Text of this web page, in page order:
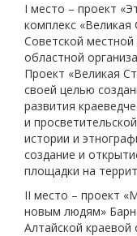
I место – проект
комплекс
Советской местной
областной
Проект «Великая
своей целью
развития
и
истории и
создание и
площадки на
II место – проект
новым людям»
Алтайской